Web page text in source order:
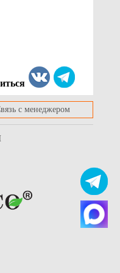
с менеджером